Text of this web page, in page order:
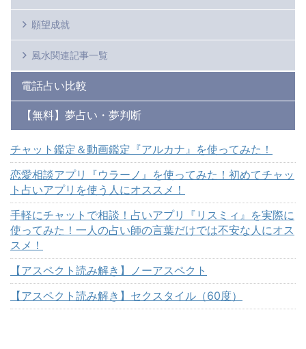
願望成就
風水関連記事一覧
電話占い比較
【無料】夢占い・夢判断
チャット鑑定＆動画鑑定『アルカナ』を使ってみた！
恋愛相談アプリ『ウラーノ』を使ってみた！初めてチャッ
ト占いアプリを使う人にオススメ！
手軽にチャットで相談！占いアプリ『リスミィ』を実際に
使ってみた！一人の占い師の言葉だけでは不安な人にオス
スメ！
【アスペクト読み解き】ノーアスペクト
【アスペクト読み解き】セクスタイル（60度）